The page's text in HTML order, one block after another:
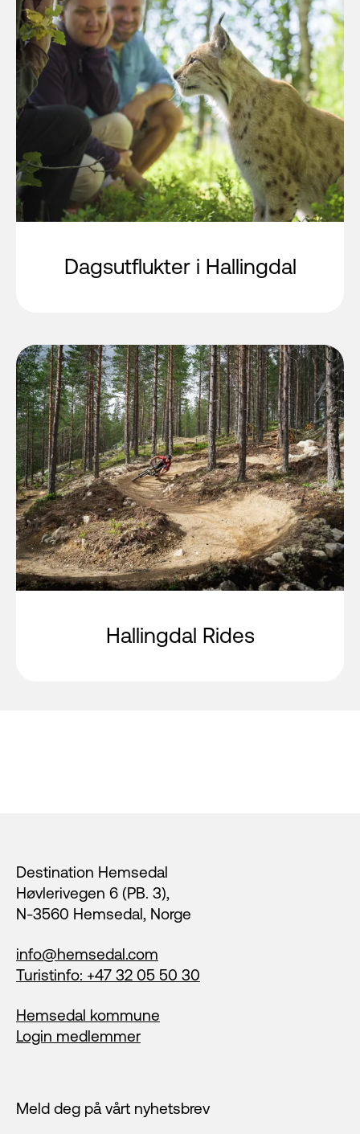
Dagsutflukter i Hallingdal
Hallingdal Rides
Destination Hemsedal
Høvlerivegen 6 (PB. 3),
N-3560 Hemsedal, Norge
info@hemsedal.com
Turistinfo: +47 32 05 50 30
Hemsedal kommune
Login medlemmer
Meld deg på vårt nyhetsbrev